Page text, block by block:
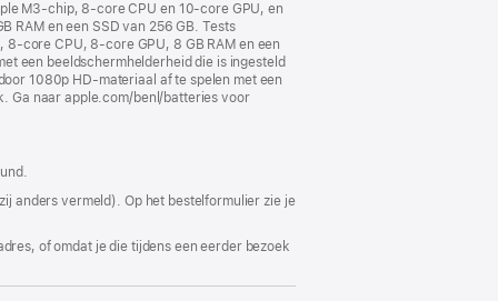
M3‑chip, 8‑core CPU en 10‑core GPU, en
RAM en een SSD van 256 GB. Tests
CPU, 8‑core GPU, 8 GB RAM en een
een beeldscherm­helderheid die is ingesteld
1080p HD-materiaal af te spelen met een
Ga naar apple.com/benl/batteries voor
anders vermeld). Op het bestelformulier zie je
of omdat je die tijdens een eerder bezoek